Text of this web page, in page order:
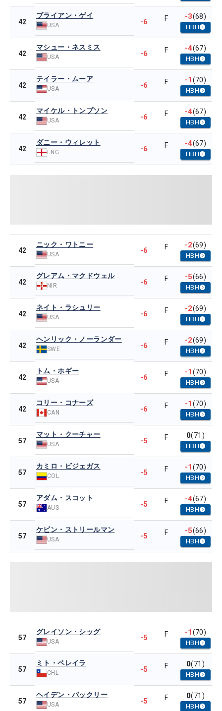
42
ブライアン・ゲイ
USA -6 F -3(68)
HBH
42
マシュー・ネスミス
USA -6 F -4(67)
HBH
42
テイラー・ムーア
USA -6 F -1(70)
HBH
42
マイケル・トンプソン
USA -6 F -4(67)
HBH
42
ダニー・ウィレット
ENG -6 F -4(67)
HBH
42
ニック・ワトニー
USA -6 F -2(69)
HBH
42
グレアム・マクドウェル
NIR -6 F -5(66)
HBH
42
ネイト・ラシュリー
USA -6 F -2(69)
HBH
42
ヘンリック・ノーランダー
SWE -6 F -2(69)
HBH
42
トム・ホギー
USA -6 F -1(70)
HBH
42
コリー・コナーズ
CAN -6 F -1(70)
HBH
57
マット・クーチャー
USA -5 F 0(71)
HBH
57
カミロ・ビジェガス
COL -5 F -1(70)
HBH
57
アダム・スコット
AUS -5 F -4(67)
HBH
57
ケビン・ストリールマン
USA -5 F -5(66)
HBH
57
グレイソン・シッグ
USA -5 F -1(70)
HBH
57
ミト・ペレイラ
CHL -5 F 0(71)
HBH
57
ヘイデン・バックリー
USA -5 F 0(71)
HBH